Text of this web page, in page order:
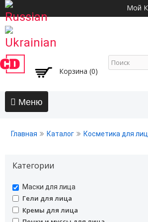
основному
Мой
Корзина (0)
Волосы
Безсульфатный уход
Воски, пасты, глина, помады для волос
Гели для волос
Главная Каталог Косметика для
Категории
undefined
Маски для лица
undefined
Гели для лица
undefined
Кремы для лица